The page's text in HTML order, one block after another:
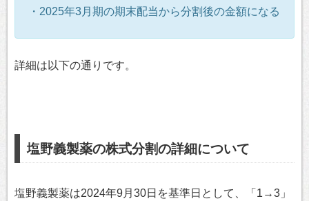
・2025年3月期の期末配当から分割後の金額になる
詳細は以下の通りです。
塩野義製薬の株式分割の詳細について
塩野義製薬は2024年9月30日を基準日として、「1→3」